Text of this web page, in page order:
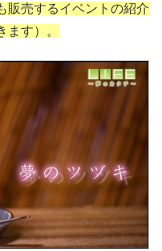
販売するイベントの紹介
す）。